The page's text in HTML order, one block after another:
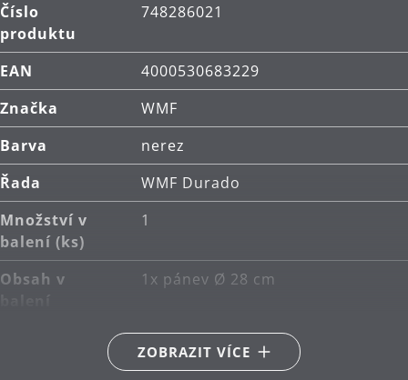
Číslo
produktu
748286021
EAN
4000530683229
Značka
WMF
Barva
nerez
Řada
WMF Durado
Množství v
balení (ks)
1
Obsah v
1x pánev Ø 28 cm
nerezová ocel Cromargan®
18/10
ZOBRAZIT VÍCE